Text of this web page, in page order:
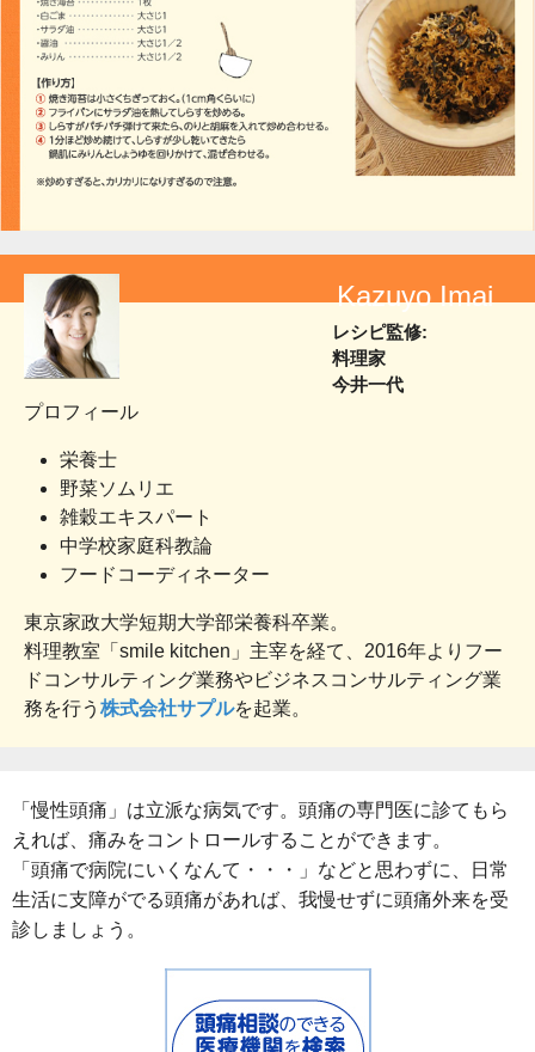
Kazuyo Imai
レシピ監修:
料理家
今井一代
プロフィール
栄養士
野菜ソムリエ
雑穀エキスパート
中学校家庭科教論
フードコーディネーター
東京家政大学短期大学部栄養科卒業。
料理教室「smile kitchen」主宰を経て、2016年よりフー
ドコンサルティング業務やビジネスコンサルティング業
務を行う 株式会社サプルを起業。
「慢性頭痛」は立派な病気です。頭痛の専門医に診てもら
えれば、痛みをコントロールすることができます。
「頭痛で病院にいくなんて・・・」などと思わずに、日常
生活に支障がでる頭痛があれば、我慢せずに頭痛外来を受
診しましょう。